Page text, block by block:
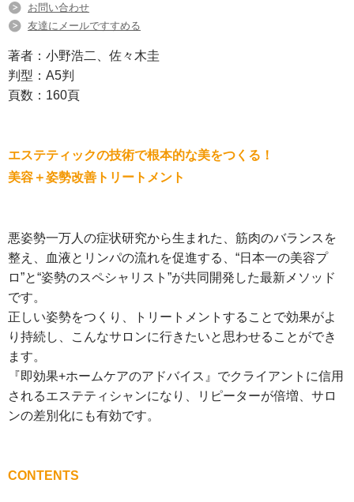
お問い合わせ
友達にメールですすめる
著者：小野浩二、佐々木圭
判型：A5判
頁数：160頁
エステティックの技術で根本的な美をつくる！
美容＋姿勢改善トリートメント
悪姿勢一万人の症状研究から生まれた、筋肉のバランスを
整え、血液とリンパの流れを促進する、“日本一の美容プ
ロ”と“姿勢のスペシャリスト”が共同開発した最新メソッド
です。
正しい姿勢をつくり、トリートメントすることで効果がよ
り持続し、こんなサロンに行きたいと思わせることができ
ます。
『即効果+ホームケアのアドバイス』でクライアントに信用
されるエステティシャンになり、リピーターが倍増、サロ
ンの差別化にも有効です。
CONTENTS